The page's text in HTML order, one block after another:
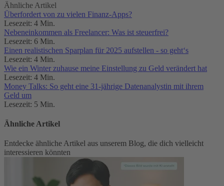
Ähnliche Artikel
Überfordert von zu vielen Finanz-Apps?
Lesezeit: 4 Min.
Nebeneinkommen als Freelancer: Was ist steuerfrei?
Lesezeit: 6 Min.
Einen realistischen Sparplan für 2025 aufstellen - so geht‘s
Lesezeit: 4 Min.
Wie ein Winter zuhause meine Einstellung zu Geld verändert hat
Lesezeit: 4 Min.
Money Talks: So geht eine 31-jährige Datenanalystin mit ihrem
Geld um
Lesezeit: 5 Min.
Ähnliche Artikel
Entdecke ähnliche Artikel aus unserem Blog, die dich vielleicht
interessieren könnten